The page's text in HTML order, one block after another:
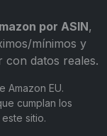
por ASIN,
mínimos y
con datos reales.
Amazon EU.
cumplan los
sitio.